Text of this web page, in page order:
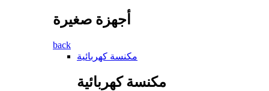
أجهزة صغيرة
back
مكنسة كهربائية
مكنسة كهربائية